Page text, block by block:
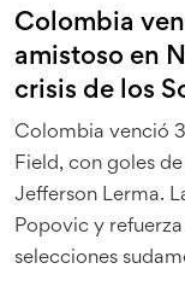
Colombia
amistoso en
crisis de los
Colombia venció
Field, con goles
Jefferson Lerma.
Popovic y
selecciones